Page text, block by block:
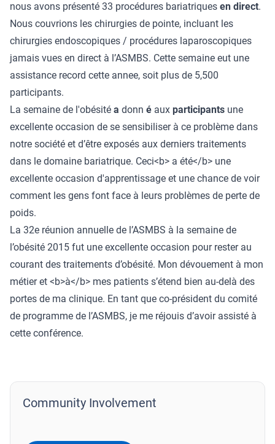
Community Involvement
nous avons présenté 33 procédures bariatriques en direct.
Nous couvrions les chirurgies de pointe, incluant les
chirurgies endoscopiques / procédures laparoscopiques
jamais vues en direct à l’ASMBS. Cette semaine eut une
assistance record cette annee, soit plus de 5,500
participants.
La semaine de l'obésité a donn é aux participants une
excellente occasion de se sensibiliser à ce problème dans
notre société et d’être exposés aux derniers traitements
dans le domaine bariatrique. Ceci<b> a été</b> une
excellente occasion d'apprentissage et une chance de voir
comment les gens font face à leurs problèmes de perte de
poids.
La 32e réunion annuelle de l’ASMBS à la semaine de
l’obésité 2015 fut une excellente occasion pour rester au
courant des traitements d’obésité. Mon dévouement à mon
métier et <b>à</b> mes patients s’étend bien au-delà des
portes de ma clinique. En tant que co-président du comité
de programme de l’ASMBS, je me réjouis d’avoir assisté à
cette conférence.